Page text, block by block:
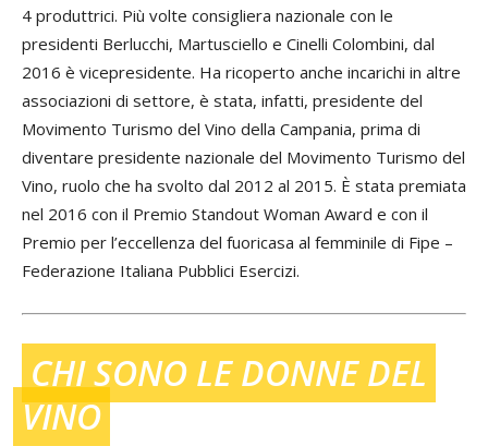
4 produttrici. Più volte consigliera nazionale con le
presidenti Berlucchi, Martusciello e Cinelli Colombini, dal
2016 è vicepresidente. Ha ricoperto anche incarichi in altre
associazioni di settore, è stata, infatti, presidente del
Movimento Turismo del Vino della Campania, prima di
diventare presidente nazionale del Movimento Turismo del
Vino, ruolo che ha svolto dal 2012 al 2015. È stata premiata
nel 2016 con il Premio Standout Woman Award e con il
Premio per l’eccellenza del fuoricasa al femminile di Fipe –
Federazione Italiana Pubblici Esercizi.
CHI SONO LE DONNE DEL
VINO